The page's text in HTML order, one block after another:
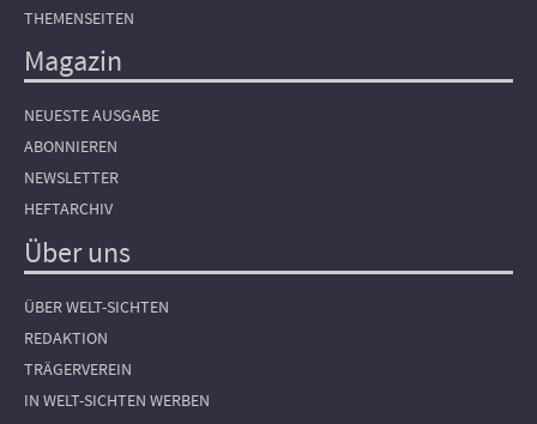
THEMENSEITEN
Magazin
NEUESTE AUSGABE
ABONNIEREN
NEWSLETTER
HEFTARCHIV
Über uns
ÜBER WELT-SICHTEN
REDAKTION
TRÄGERVEREIN
IN WELT-SICHTEN WERBEN